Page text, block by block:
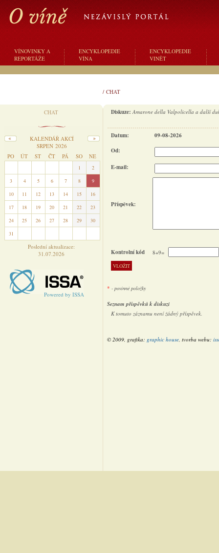
VÍNOVINKY A
REPORTÁŽE
ENCYKLOPEDIE
VÍNA
ENCYKLOPEDIE
VINĚT
/ CHAT
CHAT
KALENDÁŘ AKCÍ
SRPEN 2026
PO
ÚT ST ČT PÁ SO NE
1
2
3
4 5 6 7 8
9
10
11 12 13 14 15
16
17
18 19 20 21 22
23
24
25 26 27 28 29
30
31
Poslední aktualizace:
31.07.2026
Powered by ISSA
Diskuze:Amarone della Valpolicella a další
Datum:
09-08-2026
Od:
E-mail:
Příspěvek:
Kontrolní kód 8+9=
* - povinné položky
Seznam příspěvků k diskuzi
K tomuto záznamu není žádný příspěvek.
© 2009, grafika: graphic house, tvorba webu: